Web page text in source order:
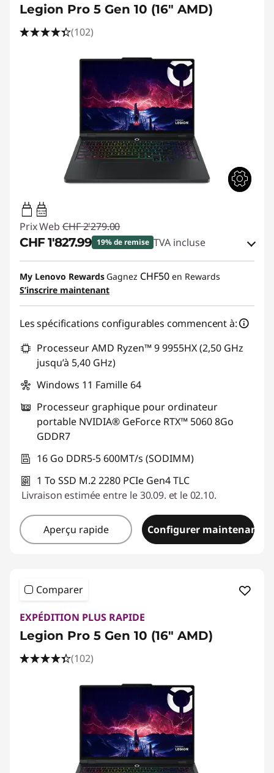
Legion Pro 5 Gen 10 (16" AMD)
(102)
65W-100W
USB PD
Prix Web CHF 2'279.00
CHF 1'827.99 19% de remise TVA incluse
Bons de réduction en ligne :-CHF 451.01
Code de réduction :
My Lenovo Rewards Gagnez CHF50 en Rewards
S’inscrire maintenant
Les spécifications configurables commencent à:
Processeur AMD Ryzen™ 9 9955HX (2,50 GHz
jusqu’à 5,40 GHz)
Windows 11 Famille 64
Processeur graphique pour ordinateur
portable NVIDIA® GeForce RTX™ 5060 8Go
GDDR7
16 Go DDR5-5 600MT/s (SODIMM)
1 To SSD M.2 2280 PCIe Gen4 TLC
Livraison estimée entre le 30.09. et le 02.10.
Aperçu rapide Configurer maintenant
Comparer
EXPÉDITION PLUS RAPIDE
Legion Pro 5 Gen 10 (16" AMD)
(102)